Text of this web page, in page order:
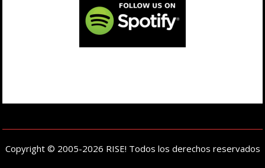
Copyright © 2005-2026 RISE! Todos los derechos reservados